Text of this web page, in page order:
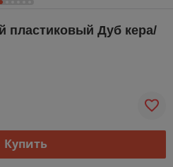
пластиковый Дуб кера/
Купить